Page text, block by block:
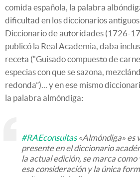
comida española, la palabra
dificultad en los diccionarios antiguos
Diccionario de autoridades (1726-
publicó la Real Academia, daba
receta (“Guisado compuesto de
especias con que se sazona,
redonda”)... y en ese mismo
la palabra almóndiga:
#RAEconsultas«Almóndiga» es
presente en el diccionario
la actual edición, se marca
esa consideración y la única